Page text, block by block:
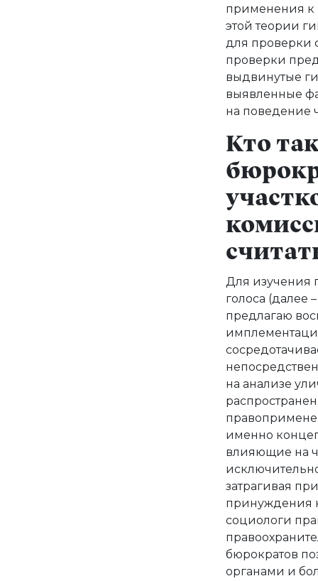
применения к
этой теории
для проверки
проверки
выдвинутые
выявленные
на поведение
Кто
Для изучения
голоса (далее
предлагаю
на анализе
именно
влияющие на
затрагивая
принуждения
социологи
бюрократов
органами и